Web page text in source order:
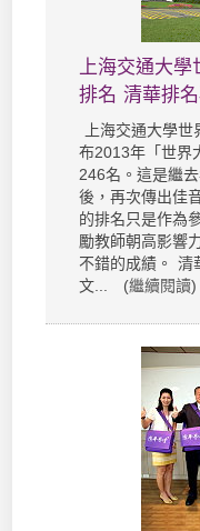
上海交通大學
排名 清華排
上海交通大學
布2013年「世界
246名。這是繼
後，再次傳出佳
的排名只是作為
勵教師朝高影響
不錯的成績。 清
文... (繼續閱讀)